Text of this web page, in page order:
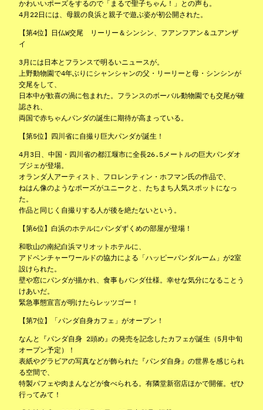
かわいいポーズをするので「まるで聖子ちゃん！」との声も。
4月22日には、母親の良浜と親子で遊ぶ姿が初公開された。
【第4位】日仏W交尾 リーリー＆シンシン、フアンフアン＆ユアンザ
イ
3月には日本とフランスで明るいニュースが。
上野動物園で4年ぶりにシャンシャンの父・リーリーと母・シンシンが
交尾をして、
日本中が歓喜の渦に包まれた。フランスのボーバル動物園でも交尾が確
認され、
両国で赤ちゃんパンダの誕生に期待が高まっている。
【第5位】四川省に自撮り巨大パンダが誕生！
4月3日、中国・四川省の都江堰市に全長26.5メートルの巨大パンダオ
ブジェが登場。
オランダ人アーティスト、フロレンティン・ホフマン氏の作品で、
ねはん像のようなポーズがユニークと、たちまち人気スポットになっ
た。
作品と同じく自撮りする人が後を絶たないという。
【第6位】白浜のホテルにパンダずくめの部屋が登場！
和歌山の南紀白浜マリオットホテルに、
アドベンチャーワールドの協力による「ハッピーパンダルーム」が2室
設けられた。
壁や窓にパンダが描かれ、食事もパンダ仕様。幸せな気分になることう
けあいだ。
緊急事態宣言が明けたらレッツゴー！
【第7位】「パンダ自身カフェ」がオープン！
なんと『パンダ自身 2頭め』の発売を記念したカフェが誕生（5月中旬
オープン予定）！
表紙やグラビアの写真などが飾られた『パンダ自身』の世界を感じられ
る空間で、
特製パフェや肉まんなどが食べられる。有隣堂新宿店ほかで開催。ぜひ
行ってみて！